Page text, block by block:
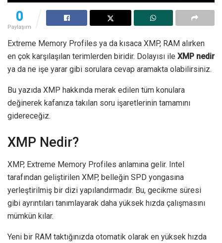
0
Paylaşım
Extreme Memory Profiles ya da kısaca XMP, RAM alırken
en çok karşılaşılan terimlerden biridir. Dolayısı ile XMP nedir
ya da ne işe yarar gibi sorulara cevap aramakta olabilirsiniz.
Bu yazıda XMP hakkında merak edilen tüm konulara
değinerek kafanıza takılan soru işaretlerinin tamamını
gidereceğiz.
XMP Nedir?
XMP, Extreme Memory Profiles anlamına gelir. Intel
tarafından geliştirilen XMP, belleğin SPD yongasına
yerleştirilmiş bir dizi yapılandırmadır. Bu, gecikme süresi
gibi ayrıntıları tanımlayarak daha yüksek hızda çalışmasını
mümkün kılar.
Yeni bir RAM taktığınızda otomatik olarak en yüksek hızda